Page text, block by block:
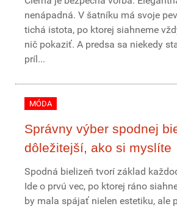
nenápadná. V šatníku má svoje
tichá istota, po ktorej siahneme
nič pokaziť. A predsa sa niekedy
príl...
MÓDA
Správny výber spodnej
dôležitejší, ako si myslíte
Spodná bielizeň tvorí základ
Ide o prvú vec, po ktorej ráno
by mala spájať nielen estetiku, ale